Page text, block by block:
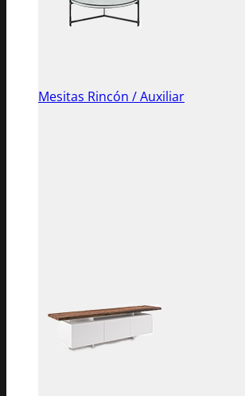
Mesitas Rincón / Auxiliar